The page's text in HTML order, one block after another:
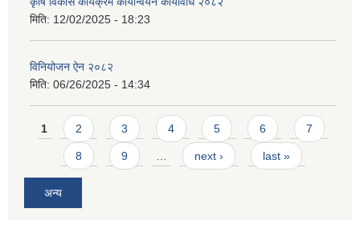
मिति: 12/02/2025 - 18:23
विनियोजन ऐन २०८२
मिति: 06/26/2025 - 14:34
Pages
1 2 3 4 5 6 7
8 9 next › last »
अन्य